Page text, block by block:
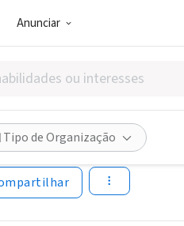
Anunciar
Tipo de Organização
Collaborative